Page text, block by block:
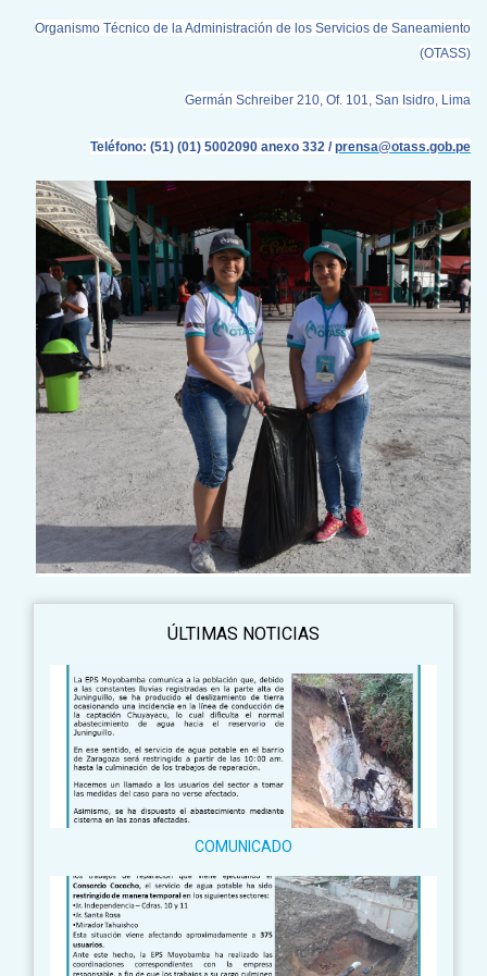
Organismo Técnico de la Administración de los Servicios de Saneamiento
(OTASS)
Germán Schreiber 210, Of. 101, San Isidro, Lima
Teléfono: (51) (01) 5002090 anexo 332 /prensa@otass.gob.pe
ÚLTIMAS NOTICIAS
COMUNICADO